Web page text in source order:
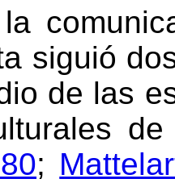
siguió
de las
;